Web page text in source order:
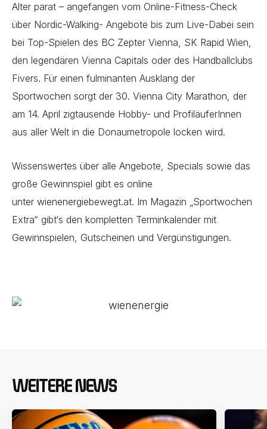
Alter parat – angefangen vom Online-Fitness-Check
über Nordic-Walking- Angebote bis zum Live-Dabei sein
bei Top-Spielen des BC Zepter Vienna, SK Rapid Wien,
den legendären Vienna Capitals oder des Handballclubs
Fivers. Für einen fulminanten Ausklang der
Sportwochen sorgt der 30. Vienna City Marathon, der
am 14. April zigtausende Hobby- und ProfiläuferInnen
aus aller Welt in die Donaumetropole locken wird.
Wissenswertes über alle Angebote, Specials sowie das
große Gewinnspiel gibt es online
unter wienenergiebewegt.at. Im Magazin „Sportwochen
Extra“ gibt‘s den kompletten Terminkalender mit
Gewinnspielen, Gutscheinen und Vergünstigungen.
WEITERE NEWS